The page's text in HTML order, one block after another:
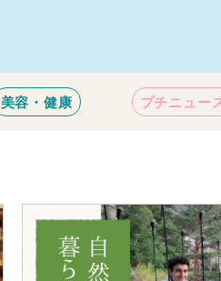
美容・健康 プチニュー